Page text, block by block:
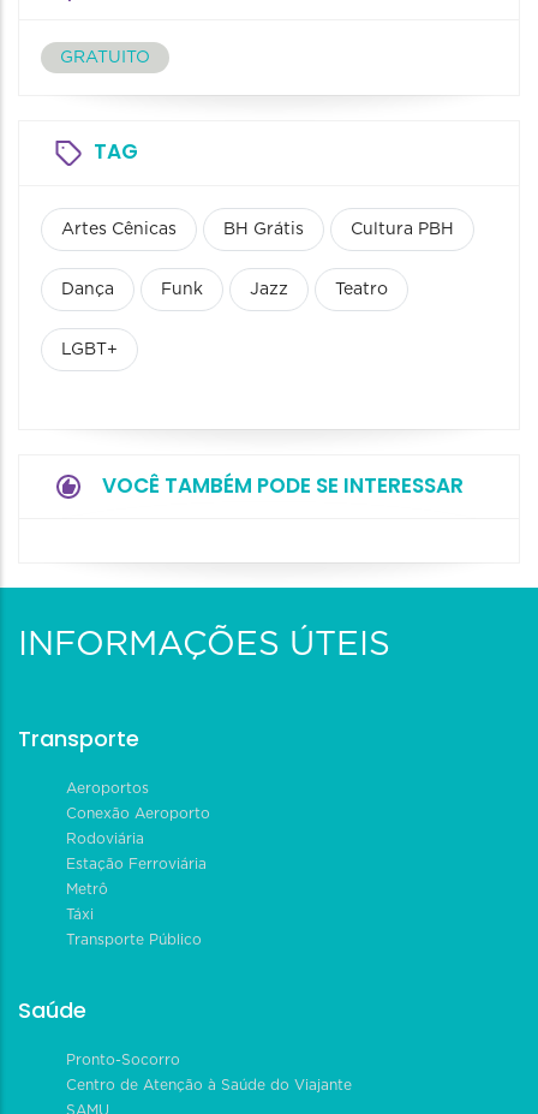
GRATUITO
TAG
Artes Cênicas BH Grátis Cultura PBH
Dança Funk Jazz Teatro
LGBT+
VOCÊ TAMBÉM PODE SE INTERESSAR
INFORMAÇÕES ÚTEIS
Transporte
Aeroportos
Conexão Aeroporto
Rodoviária
Estação Ferroviária
Metrô
Táxi
Transporte Público
Saúde
Pronto-Socorro
Centro de Atenção à Saúde do Viajante
SAMU